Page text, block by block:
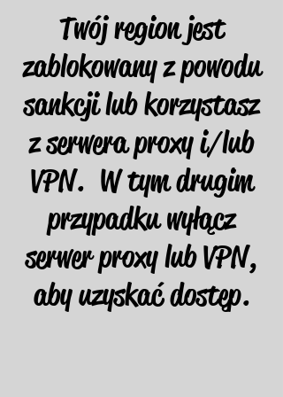
Twój region jest
zablokowany z powodu
sankcji lub korzystasz
z serwera proxy i/lub
VPN. W tym drugim
przypadku wyłącz
serwer proxy lub VPN,
aby uzyskać dostęp.